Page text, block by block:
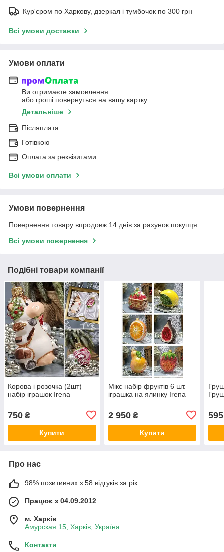
Кур'єром по Харкову, дзеркал і тумбочок по 300 грн
Всі умови доставки
Умови оплати
Ви отримаєте замовлення
або гроші повернуться на вашу картку
Детальніше
Післяплата
Готівкою
Оплата за реквізитами
Всі умови оплати
Умови повернення
Повернення товару впродовж 14 днів за рахунок покупця
Всі умови повернення
Подібні товари компанії
Корова і розочка (2шт)
набір іграшок Irena
750 ₴
Купити
Мікс набір фруктів 6 шт.
іграшка на ялинку Irena
2 950₴
Купити
595
Про нас
98% позитивних з 58 відгуків за рік
Працює з 04.09.2012
м. Харків
Амурская 15, Харків, Україна
Контакти